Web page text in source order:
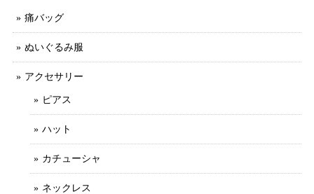
痛バッグ
ぬいぐるみ服
アクセサリー
ピアス
ハット
カチューシャ
ネックレス